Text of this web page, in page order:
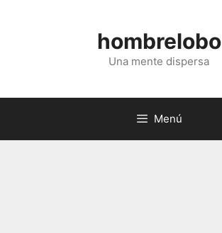
hombrelobo
Una mente dispersa
Menú